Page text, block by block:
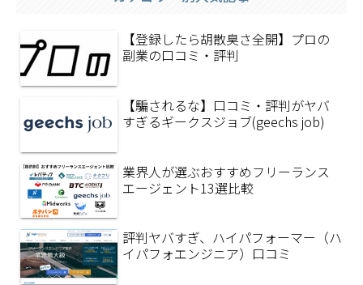
【登録したら胡散臭さ全開】プロの
副業の口コミ・評判
【騙されるな】口コミ・評判がヤバ
すぎるギークスジョブ(geechs job)
業界人が選ぶおすすめフリーランス
エージェント13選比較
評判ヤバすぎ、ハイパフォーマー（ハ
イパフォエンジニア）口コミ